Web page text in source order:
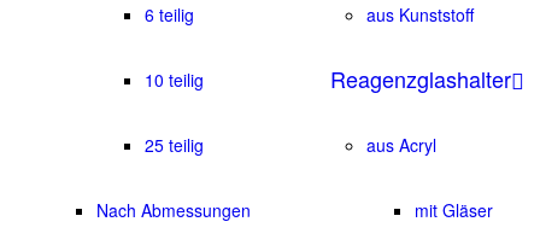
6 teilig
10 teilig
25 teilig
Nach Abmessungen
aus Kunststoff
Reagenzglashalter
aus Acryl
mit Gläser